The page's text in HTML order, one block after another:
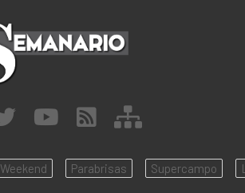
Weekend Parabrisas Supercampo